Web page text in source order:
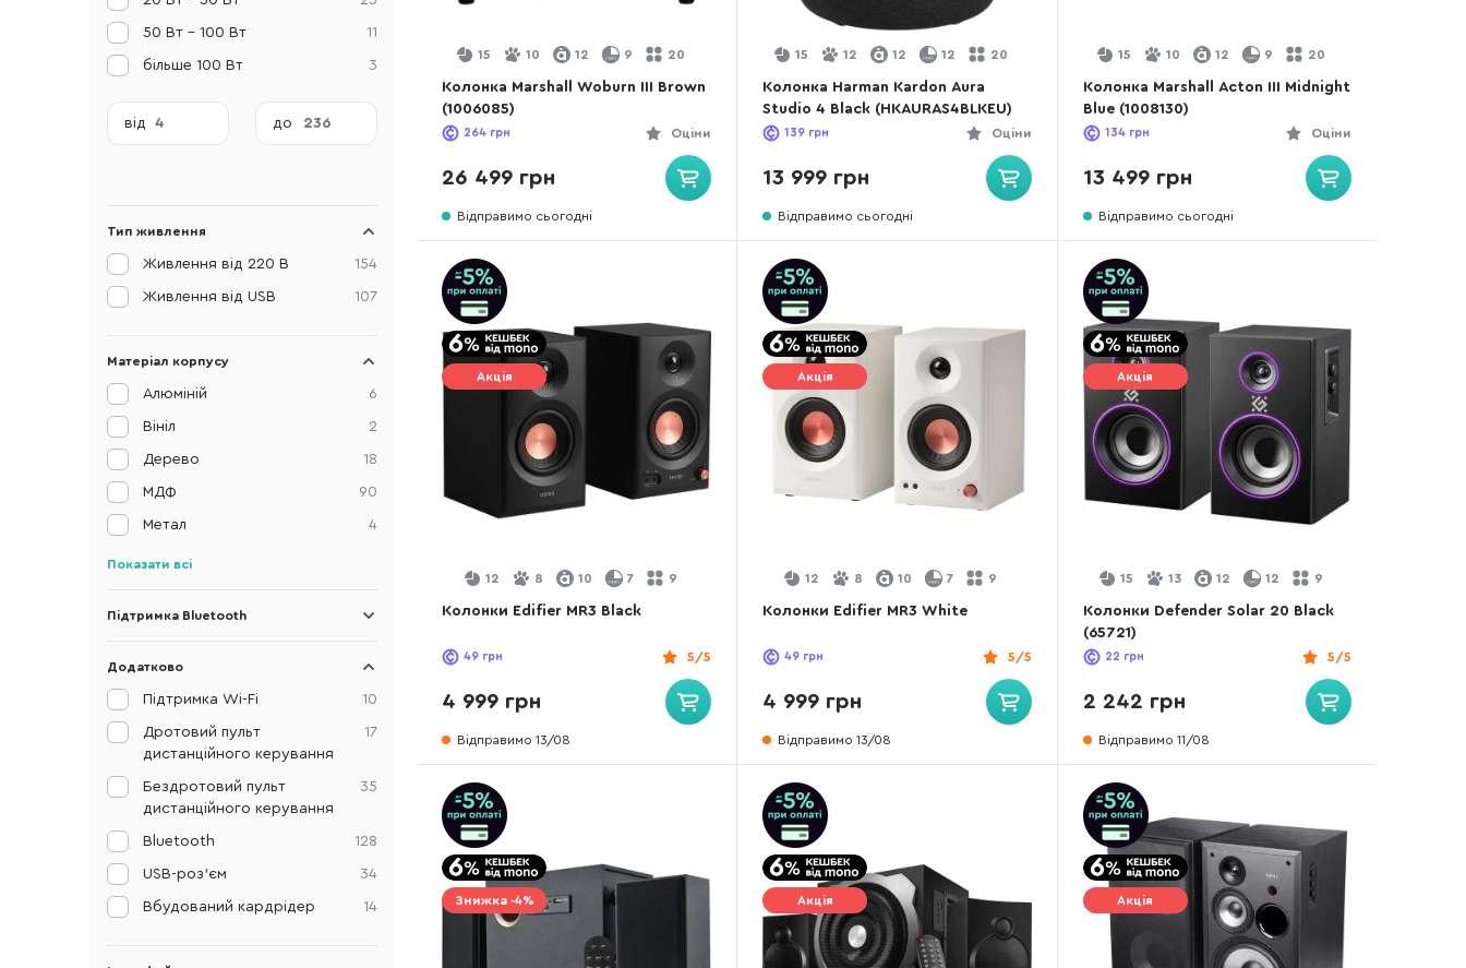
15 10 12 9 20
Колонка Marshall Woburn III Brown
(1006085)
Оціни
264 грн
26 499 грн
Відправимо сьогодні
15 12 12 12 20
Колонка Harman Kardon Aura
Studio 4 Black (HKAURAS4BLKEU)
Оціни
139 грн
13 999 грн
Відправимо сьогодні
15 10 12 9 20
Колонка Marshall Acton III Midnight
Blue (1008130)
Оціни
134грн
13 499 грн
Відправимо сьогодні
Акція
12 8 10 7 9
Колонки Edifier MR3 Black
5/5
49 грн
4 999 грн
Відправимо 13/08
Акція
12 8 10 7 9
Колонки Edifier MR3 White
5/5
49 грн
4 999 грн
Відправимо 13/08
Акція
15 13 12 12 9
Колонки Defender Solar 20 Black
(65721)
5/5
22 грн
2 242 грн
Відправимо 11/08
Знижка -4% Акція Акція
11
50 Вт - 100 Вт
3
більше 100 Вт
від до
Тип живлення
154
Живлення від 220 В
107
Живлення від USB
Матеріал корпусу
6
Алюміній
2
Вініл
18
Дерево
90
МДФ
4
Метал
Показати всі
Підтримка Bluetooth
Додатково
10
Підтримка Wi-Fi
17
Дротовий пульт
дистанційного керування
35
Бездротовий пульт
дистанційного керування
128
Bluetooth
34
USB-роз'єм
14
Вбудований кардрідер